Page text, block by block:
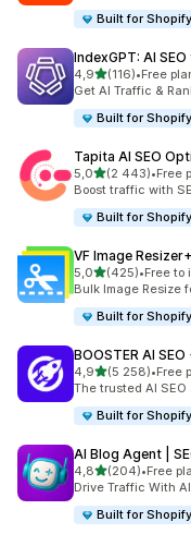
Built for Shopify
IndexGPT: AI
4,9na 5 gwiazdek
(116)
Łączna liczba
•Free
Get AI Traffic &
Built for Shopify
Tapita AI SEO
5,0na 5 gwiazdek
(2 443)
Łączna liczba•Free
Boost traffic with
Built for Shopify
VF Image Resizer+
5,0na 5 gwiazdek
(425)
Łączna liczba
•Free to
Bulk Image Resize
Built for Shopify
BOOSTER AI
4,9na 5 gwiazdek
(5 258)
Łączna liczba•Free
The trusted AI
Built for Shopify
AI Blog Agent |
4,8na 5 gwiazdek
(204)
Łączna liczba
•Free
Drive Traffic With
Built for Shopify